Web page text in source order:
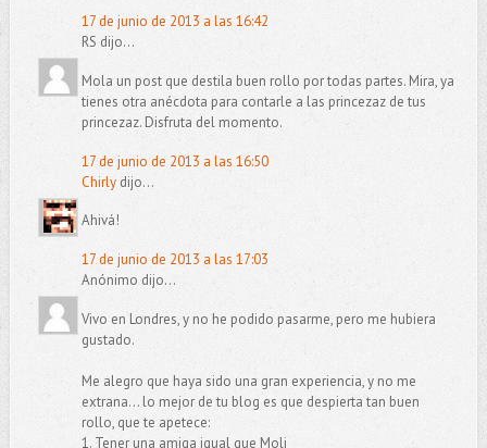
17 de junio de 2013 a las 16:42
RS dijo...
Mola un post que destila buen rollo por todas partes. Mira, ya
tienes otra anécdota para contarle a las princezaz de tus
princezaz. Disfruta del momento.
17 de junio de 2013 a las 16:50
Chirlydijo...
Ahivá!
17 de junio de 2013 a las 17:03
Anónimo dijo...
Vivo en Londres, y no he podido pasarme, pero me hubiera
gustado.
Me alegro que haya sido una gran experiencia, y no me
extrana... lo mejor de tu blog es que despierta tan buen
rollo, que te apetece:
1. Tener una amiga igual que Moli